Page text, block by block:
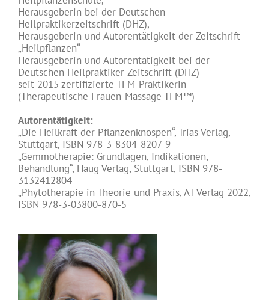
Herausgeberin bei der Deutschen
Heilpraktikerzeitschrift (DHZ),
Herausgeberin und Autorentätigkeit der Zeitschrift
„Heilpflanzen“
Herausgeberin und Autorentätigkeit bei der
Deutschen Heilpraktiker Zeitschrift (DHZ)
seit 2015 zertifizierte TFM-Praktikerin
(Therapeutische Frauen-Massage TFM™)
Autorentätigkeit:
„Die Heilkraft der Pflanzenknospen“, Trias Verlag,
Stuttgart, ISBN 978-3-8304-8207-9
„Gemmotherapie: Grundlagen, Indikationen,
Behandlung“, Haug Verlag, Stuttgart, ISBN 978-
3132412804
„Phytotherapie in Theorie und Praxis, AT Verlag 2022,
ISBN 978-3-03800-870-5